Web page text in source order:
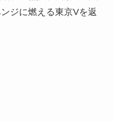
ジに燃える東京Vを返